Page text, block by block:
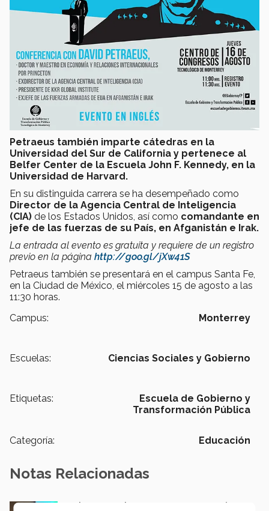
Petraeus también imparte cátedras en la
Universidad del Sur de California y pertenece al
Belfer Center de la Escuela John F. Kennedy, en la
Universidad de Harvard.
En su distinguida carrera se ha desempeñado como
Director de la Agencia Central de Inteligencia
(CIA) de los Estados Unidos, así como comandante en
jefe de las fuerzas de su País, en Afganistán e Irak.
La entrada al evento es gratuita y requiere de un registro
previo en la página http://goo.gl/jXw41S
Petraeus también se presentará en el campus Santa Fe,
en la Ciudad de México, el miércoles 15 de agosto a las
11:30 horas.
Campus:
Monterrey
Escuelas: Ciencias Sociales y Gobierno
Etiquetas:
Escuela de Gobierno y
Transformación Pública
Categoría: Educación
Notas Relacionadas